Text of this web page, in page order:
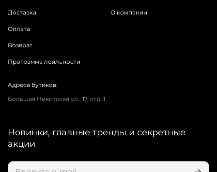
Доставка
Оплата
Возврат
Программа лояльности
О компании
Адреса бутиков:
Большая Никитская ул., 17, стр. 1
Новинки, главные тренды и секретные
акции